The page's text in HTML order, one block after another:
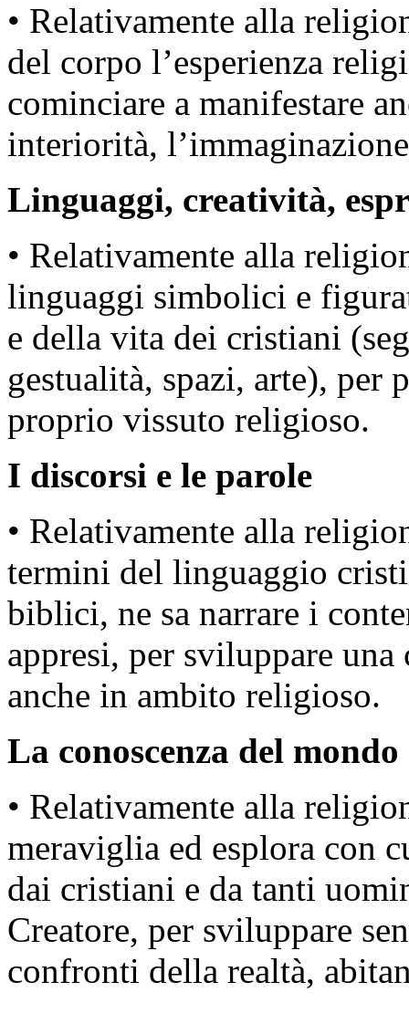
• Relativamente alla
del corpo l’esperienza
cominciare a manifestare
interiorità,
Linguaggi, creatività,
• Relativamente alla
linguaggi simbolici e
e della vita dei cristiani
gestualità, spazi, arte), per
proprio vissuto religioso.
I discorsi e le parole
• Relativamente alla
termini del linguaggio
biblici, ne sa narrare i
appresi, per sviluppare
anche in ambito religioso.
La conoscenza del mondo
• Relativamente alla
meraviglia ed esplora con
dai cristiani e da tanti
Creatore, per sviluppare
confronti della realtà,